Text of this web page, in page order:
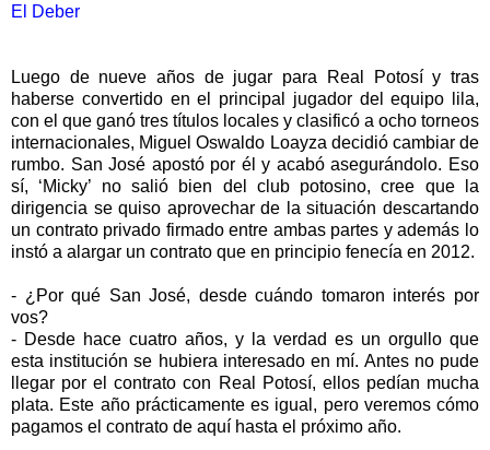
El Deber
Luego de nueve años de jugar para Real Potosí y tras
haberse convertido en el principal jugador del equipo lila,
con el que ganó tres títulos locales y clasificó a ocho torneos
internacionales, Miguel Oswaldo Loayza decidió cambiar de
rumbo. San José apostó por él y acabó asegurándolo. Eso
sí, ‘Micky’ no salió bien del club potosino, cree que la
dirigencia se quiso aprovechar de la situación descartando
un contrato privado firmado entre ambas partes y además lo
instó a alargar un contrato que en principio fenecía en 2012.
- ¿Por qué San José, desde cuándo tomaron interés por
vos?
- Desde hace cuatro años, y la verdad es un orgullo que
esta institución se hubiera interesado en mí. Antes no pude
llegar por el contrato con Real Potosí, ellos pedían mucha
plata. Este año prácticamente es igual, pero veremos cómo
pagamos el contrato de aquí hasta el próximo año.